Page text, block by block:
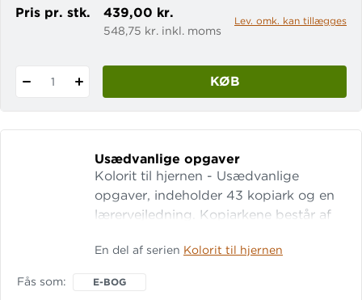
e-bog
Pris pr. stk. 439,00 kr.
548,75 kr. inkl. moms
Lev. omk. kan tillægges
1 KØB
Usædvanlige opgaver
Kolorit til hjernen - Usædvanlige
opgaver, indeholder 43 kopiark og en
lærervejledning. Kopiarkene består af
hvor eleverne arbejder undersøgende
En del af serien Kolorit til hjernen
Fås som E-BOG